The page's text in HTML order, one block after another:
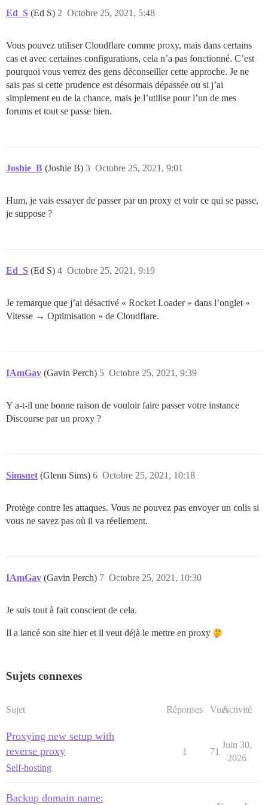
Ed_S (Ed S) Octobre 25, 2021, 5:48
2
Vous pouvez utiliser Cloudflare comme proxy, mais dans certains
cas et avec certaines configurations, cela n’a pas fonctionné. C’est
pourquoi vous verrez des gens déconseiller cette approche. Je ne
sais pas si cette prudence est désormais dépassée ou si j’ai
simplement eu de la chance, mais je l’utilise pour l’un de mes
forums et tout se passe bien.
Joshie_B (Joshie B) Octobre 25, 2021, 9:01
3
Hum, je vais essayer de passer par un proxy et voir ce qui se passe,
je suppose ?
Ed_S (Ed S) Octobre 25, 2021, 9:19
4
Je remarque que j’ai désactivé « Rocket Loader » dans l’onglet «
Vitesse → Optimisation » de Cloudflare.
IAmGav (Gavin Perch) Octobre 25, 2021, 9:39
5
Y a-t-il une bonne raison de vouloir faire passer votre instance
Discourse par un proxy ?
Simsnet (Glenn Sims) Octobre 25, 2021, 10:18
6
Protège contre les attaques. Vous ne pouvez pas envoyer un colis si
vous ne savez pas où il va réellement.
IAmGav (Gavin Perch) Octobre 25, 2021, 10:30
7
Je suis tout à fait conscient de cela.
Il a lancé son site hier et il veut déjà le mettre en proxy
Sujets connexes
Sujet Réponses VuesActivité
Proxying new setup with
reverse proxy
Self-hosting
1 71
Juin 30,
2026
Backup domain name: